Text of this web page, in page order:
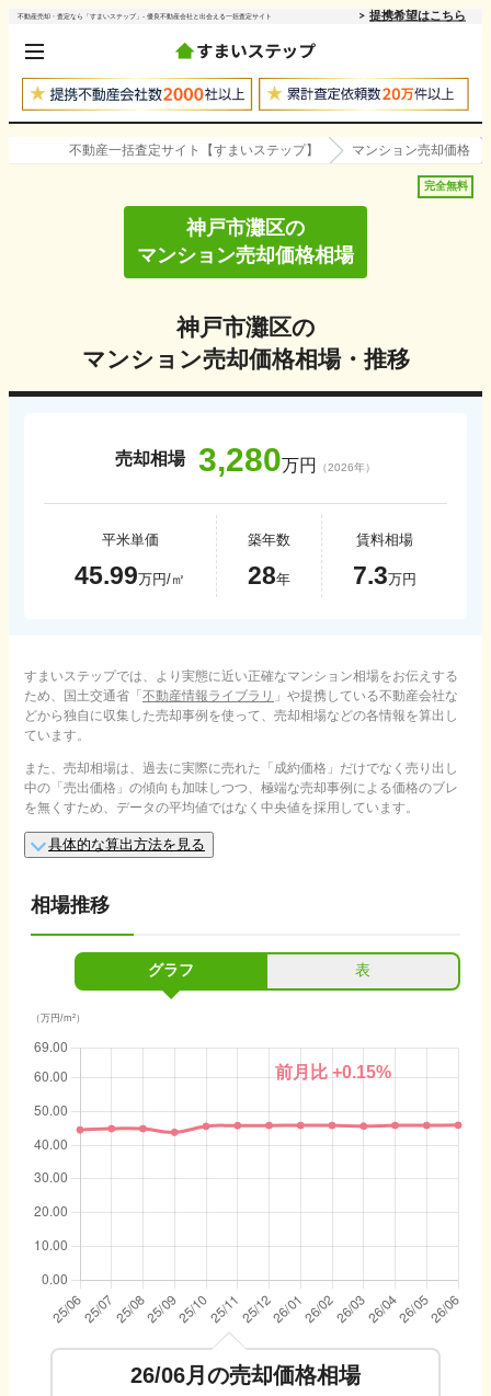
不動産売却・査定なら「すまいステップ」- 優良不動産会社と出会える一括査定サイト 提携希望はこちら
不動産一括査定サイト【すまいステップ】 マンション売却価格
完全無料
神戸市灘区の
マンション売却価格相場
神戸市灘区の
マンション売却価格相場・推移
売却相場 3,280万円 （2026年）
平米単価
45.99万円/㎡
築年数
28年
賃料相場
7.3万円
すまいステップでは、より実態に近い正確なマンション相場をお伝えする
ため、国土交通省「不動産情報ライブラリ 」や提携している不動産会社な
どから独自に収集した売却事例を使って、売却相場などの各情報を算出し
ています。
また、売却相場は、過去に実際に売れた「成約価格」だけでなく売り出し
中の「売出価格」の傾向も加味しつつ、極端な売却事例による価格のブレ
を無くすため、データの平均値ではなく中央値を採用しています。
具体的な算出方法を見る
相場推移
グラフ 表
（万円/m²）
前月比+0.15%
26/06月の売却価格相場